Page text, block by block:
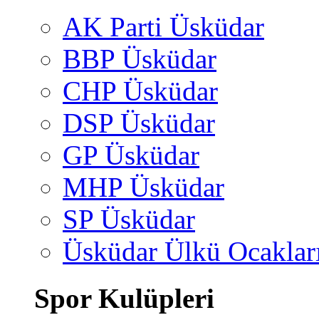
AK Parti Üsküdar
BBP Üsküdar
CHP Üsküdar
DSP Üsküdar
GP Üsküdar
MHP Üsküdar
SP Üsküdar
Üsküdar Ülkü
Spor Kulüpleri